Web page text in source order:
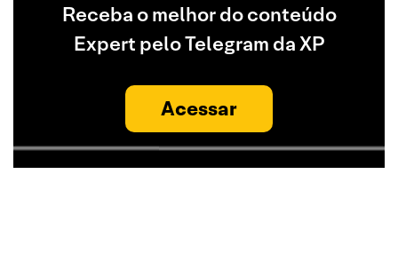
Receba o melhor do conteúdo
Expert pelo Telegram da XP
Acessar